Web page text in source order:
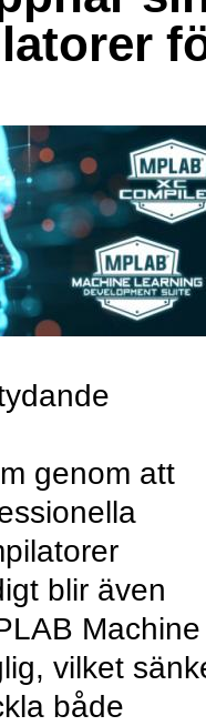
genom att
blir även
Machine
vilket
både